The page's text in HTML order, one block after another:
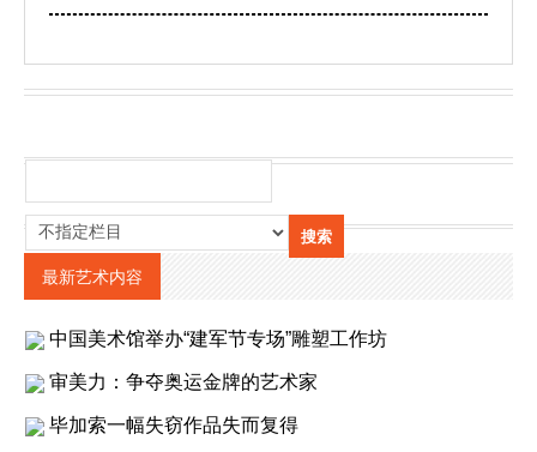
最新艺术内容
中国美术馆举办“建军节专场”雕塑工作坊
审美力：争夺奥运金牌的艺术家
毕加索一幅失窃作品失而复得